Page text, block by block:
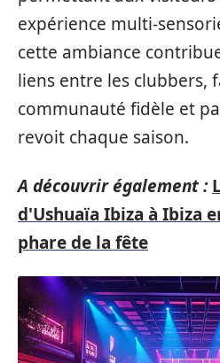
expérience multi-
cette ambiance
liens entre les clubbers,
communauté fidèle et
revoit chaque saison.
A découvrir également :
d'Ushuaïa Ibiza à Ibiza
phare de la fête